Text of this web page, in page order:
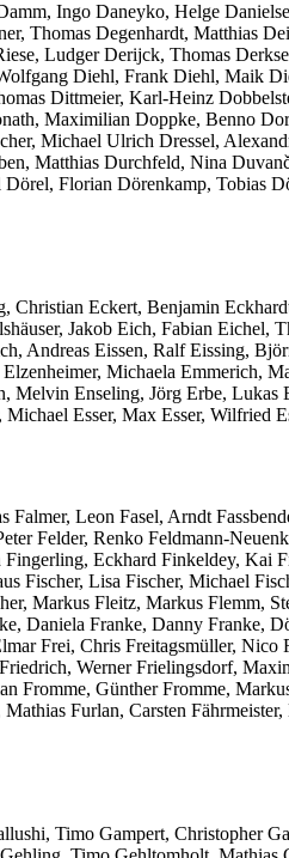
Ingo Daneyko, Helge
Thomas Degenhardt, Matthias
Ludger Derijck, Thomas
Diehl, Frank Diehl, Maik
Dittmeier, Karl-Heinz
Maximilian Doppke, Benno
Michael Ulrich Dressel,
Matthias Durchfeld, Nina
Florian Dörenkamp, Tobias
Eckert, Benjamin
Jakob Eich, Fabian
Andreas Eissen, Ralf Eissing,
Michaela Emmerich,
Melvin Enseling, Jörg Erbe,
Esser, Max Esser, Wilfried
Leon Fasel, Arndt
Felder, Renko Feldmann-
Eckhard Finkeldey, Kai
Fischer, Lisa Fischer, Michael
Markus Fleitz, Markus Flemm,
Daniela Franke, Danny Franke,
Frei, Chris Freitagsmüller,
Werner Frielingsdorf,
Fromme, Günther Fromme,
Furlan, Carsten
Timo Gampert, Christopher